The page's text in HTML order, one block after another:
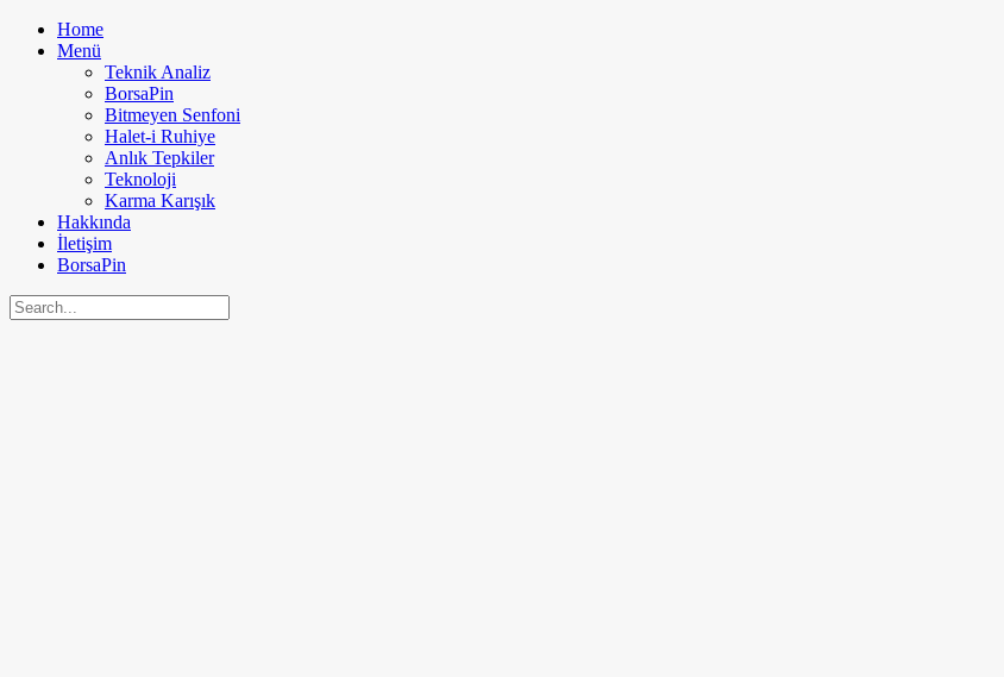
Home
Menü
Teknik Analiz
BorsaPin
Bitmeyen Senfoni
Halet-i Ruhiye
Anlık Tepkiler
Teknoloji
Karma Karışık
Hakkında
İletişim
BorsaPin